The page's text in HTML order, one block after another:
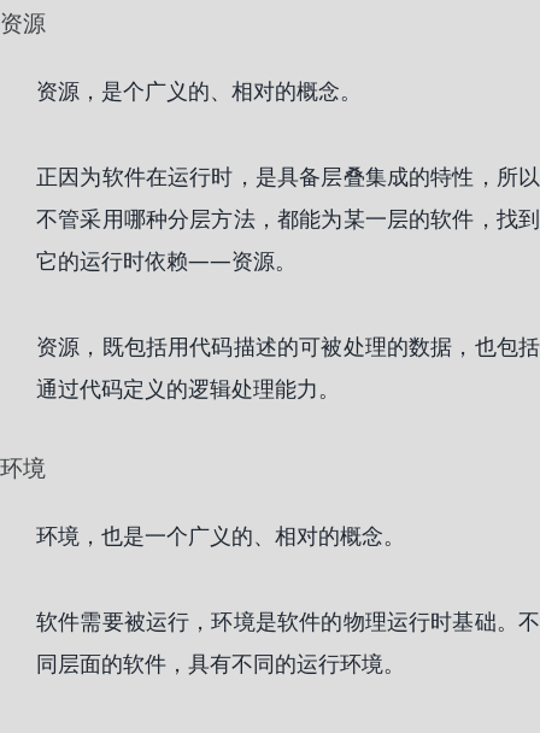
资源
资源，是个广义的、相对的概念。
正因为软件在运行时，是具备层叠集成的特性，所以
不管采用哪种分层方法，都能为某一层的软件，找到
它的运行时依赖——资源。
资源，既包括用代码描述的可被处理的数据，也包括
通过代码定义的逻辑处理能力。
环境
环境，也是一个广义的、相对的概念。
软件需要被运行，环境是软件的物理运行时基础。不
同层面的软件，具有不同的运行环境。